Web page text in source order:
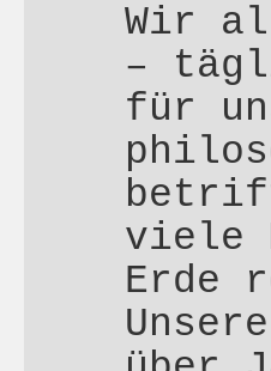
Wir
–
für
viele
Erde